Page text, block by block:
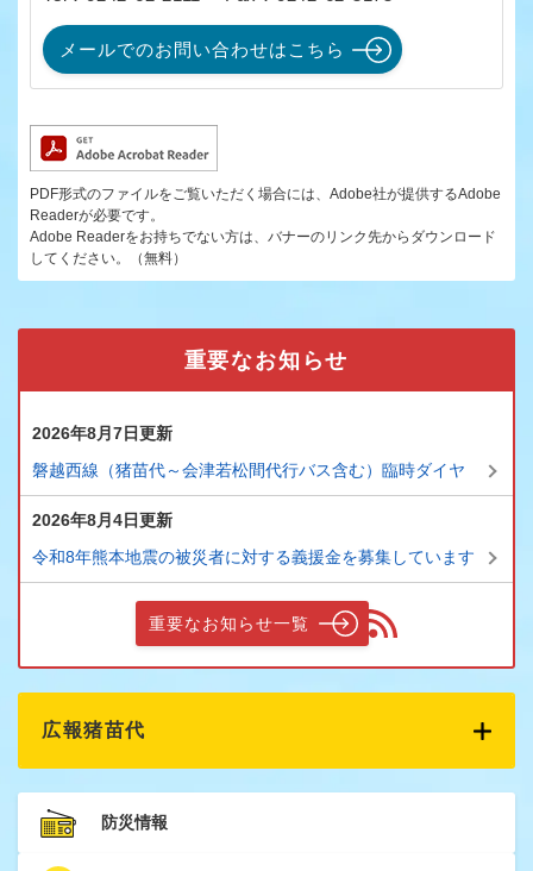
メールでのお問い合わせはこちら
PDF形式のファイルをご覧いただく場合には、Adobe社が提供するAdobe
Readerが必要です。
Adobe Readerをお持ちでない方は、バナーのリンク先からダウンロード
してください。（無料）
重要なお知らせ
2026年8月7日更新
磐越西線（猪苗代～会津若松間代行バス含む）臨時ダイヤ
2026年8月4日更新
令和8年熊本地震の被災者に対する義援金を募集しています
重要なお知らせ一覧
広報猪苗代
防災情報